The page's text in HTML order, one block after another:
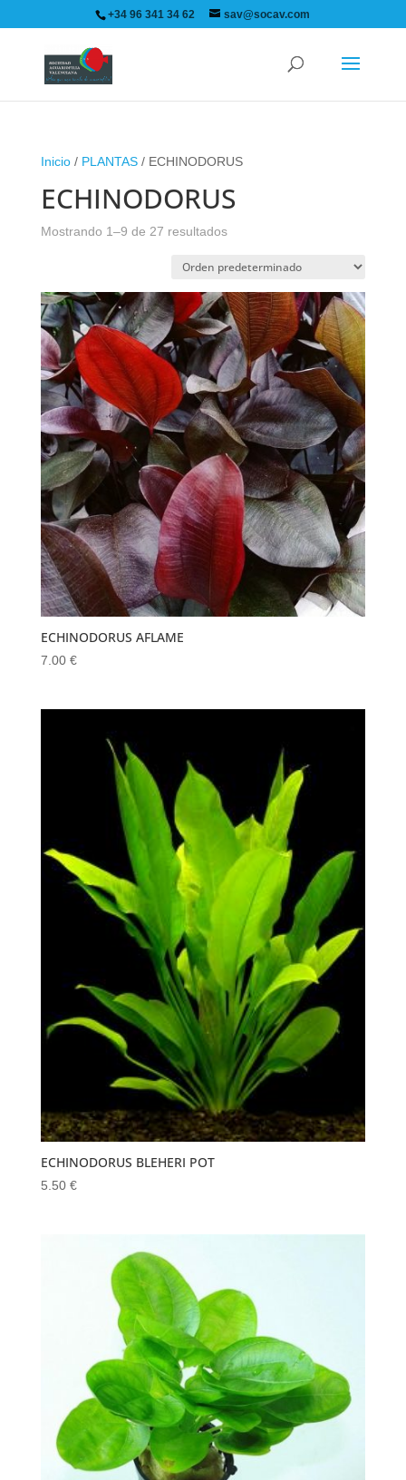
+34 96 341 34 62 sav@socav.com
Inicio/ PLANTAS/ ECHINODORUS
ECHINODORUS
Mostrando 1–9 de 27 resultados
ECHINODORUS AFLAME
7.00 €
ECHINODORUS BLEHERI POT
5.50 €